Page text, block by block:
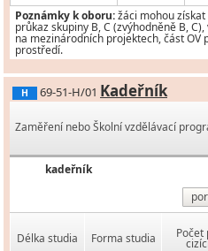
Poznámky k oboru:žáci mohou
průkaz skupiny B, C (zvýhodněně B,
na mezinárodních projektech, část
prostředí.
H 69-51-H/01 Kadeřník
Zaměření nebo Školní vzdělávací
kadeřník
Délka studia Forma studia Počet